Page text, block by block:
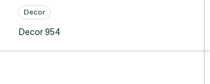
Decor
Decor 954